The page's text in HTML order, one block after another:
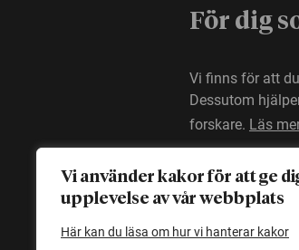
Vi använder kakor för att ge
upplevelse av vår webbplats
Här kan du läsa om hur vi hanterar kakor
För dig
Vi finns för att
Dessutom
forskare. Läs